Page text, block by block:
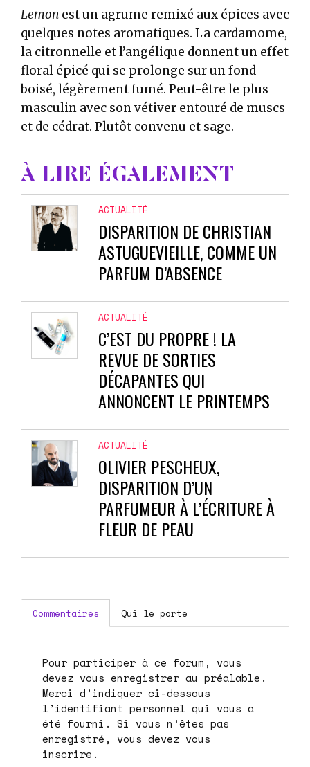
Lemon est un agrume remixé aux épices avec
quelques notes aromatiques. La cardamome,
la citronnelle et l’angélique donnent un effet
floral épicé qui se prolonge sur un fond
boisé, légèrement fumé. Peut-être le plus
masculin avec son vétiver entouré de muscs
et de cédrat. Plutôt convenu et sage.
À LIRE ÉGALEMENT
ACTUALITÉ
DISPARITION DE CHRISTIAN
ASTUGUEVIEILLE, COMME UN
PARFUM D’ABSENCE
ACTUALITÉ
C’EST DU PROPRE ! LA
REVUE DE SORTIES
DÉCAPANTES QUI
ANNONCENT LE PRINTEMPS
ACTUALITÉ
OLIVIER PESCHEUX,
DISPARITION D’UN
PARFUMEUR À L’ÉCRITURE À
FLEUR DE PEAU
Commentaires Qui le porte
Pour participer à ce forum, vous
devez vous enregistrer au préalable.
Merci d’indiquer ci-dessous
l’identifiant personnel qui vous a
été fourni. Si vous n’êtes pas
enregistré, vous devez vous
inscrire.